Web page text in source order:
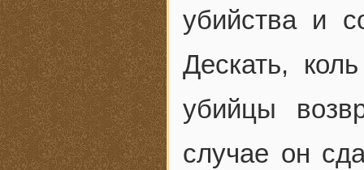
убийства и
Дескать,
убийцы
случае он